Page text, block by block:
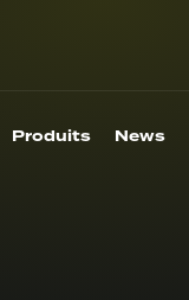
Produits News